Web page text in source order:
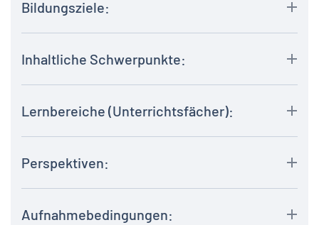
Bildungsziele:
Inhaltliche Schwerpunkte:
Lernbereiche (Unterrichtsfächer):
Perspektiven:
Aufnahmebedingungen: